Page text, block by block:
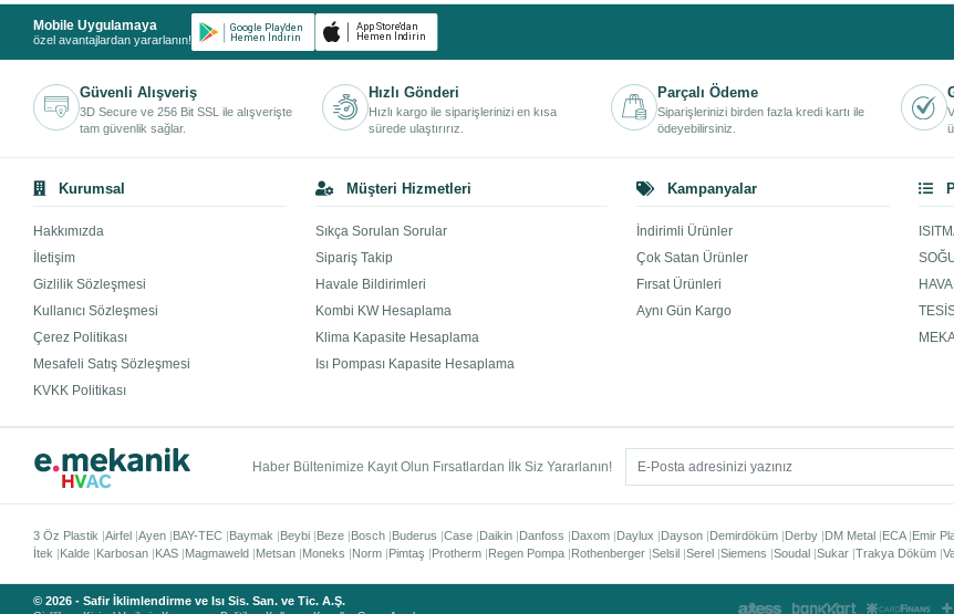
Mobile Uygulamaya
özel avantajlardan yararlanın!
Güvenli Alışveriş
3D Secure ve 256 Bit SSL ile alışverişte
tam güvenlik sağlar.
Hızlı Gönderi
Hızlı kargo ile siparişlerinizi en kısa
sürede ulaştırırız.
Parçalı Ödeme
Siparişlerinizi birden fazla kredi kartı ile
ödeyebilirsiniz.
Kurumsal
Hakkımızda
İletişim
Gizlilik Sözleşmesi
Kullanıcı Sözleşmesi
Çerez Politikası
Mesafeli Satış Sözleşmesi
KVKK Politikası
Müşteri Hizmetleri
Sıkça Sorulan Sorular
Sipariş Takip
Havale Bildirimleri
Kombi KW Hesaplama
Klima Kapasite Hesaplama
Isı Pompası Kapasite Hesaplama
Kampanyalar
İndirimli Ürünler
Çok Satan Ürünler
Fırsat Ürünleri
Aynı Gün Kargo
Haber Bültenimize Kayıt Olun Fırsatlardan İlk Siz Yararlanın!
3 Öz Plastik Airfel Ayen BAY-TEC Baymak Beybi Beze Bosch Buderus Case Daikin Danfoss Daxom Daylux Dayson Demirdöküm Derby DM Metal ECA Emir
İtek
Kalde Karbosan KAS Magmaweld Metsan Moneks Norm Pimtaş Protherm Regen Pompa Rothenberger Selsil Serel Siemens Soudal Sukar Trakya Döküm
© 2026 - Safir İklimlendirme ve Isı Sis. San. ve Tic. A.Ş.